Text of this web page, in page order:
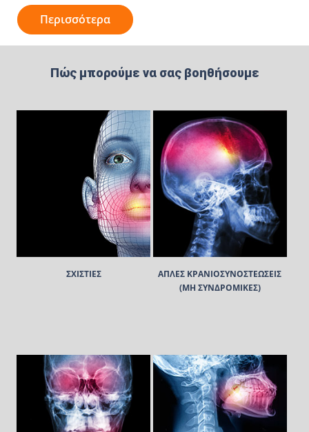
Περισσότερα
Πώς μπορούμε να σας βοηθήσουμε
ΣΧΙΣΤΙΕΣ
ΑΠΛΕΣ ΚΡΑΝΙΟΣΥΝΟΣΤΕΩΣΕΙΣ
(ΜΗ ΣΥΝΔΡΟΜΙΚΕΣ)